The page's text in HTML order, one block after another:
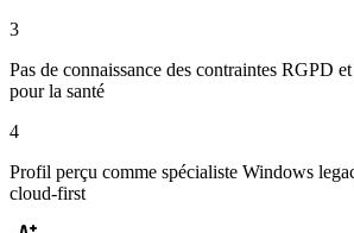
3
Pas de connaissance des contraintes RGPD
pour la santé
4
Profil perçu comme spécialiste Windows
cloud-first